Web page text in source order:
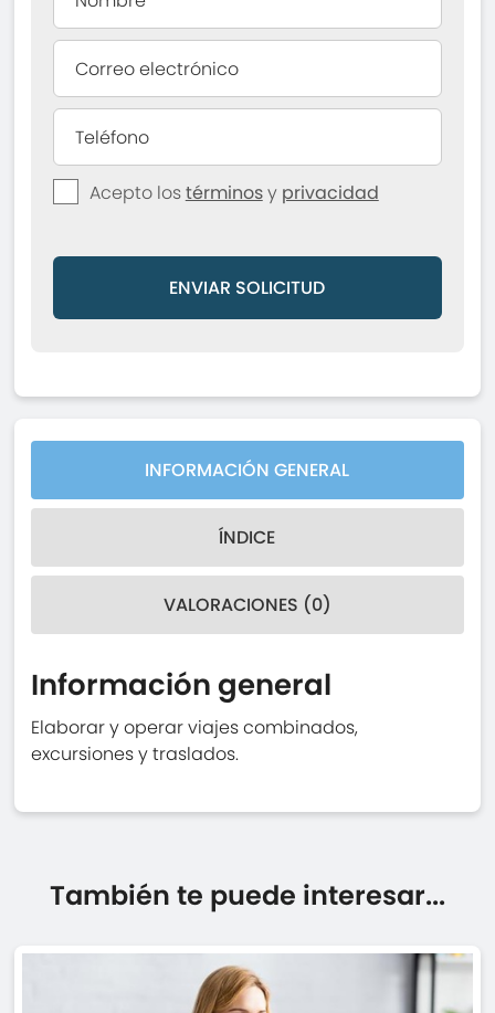
Acepto lostérminosy privacidad
ENVIAR SOLICITUD
INFORMACIÓN GENERAL
ÍNDICE
VALORACIONES (0)
Información general
Elaborar y operar viajes combinados,
excursiones y traslados.
También te puede interesar...